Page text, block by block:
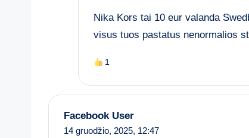
Nika Kors tai 10 eur valanda
visus tuos pastatus nenormalios
1
Facebook User
14 gruodžio, 2025, 12:47